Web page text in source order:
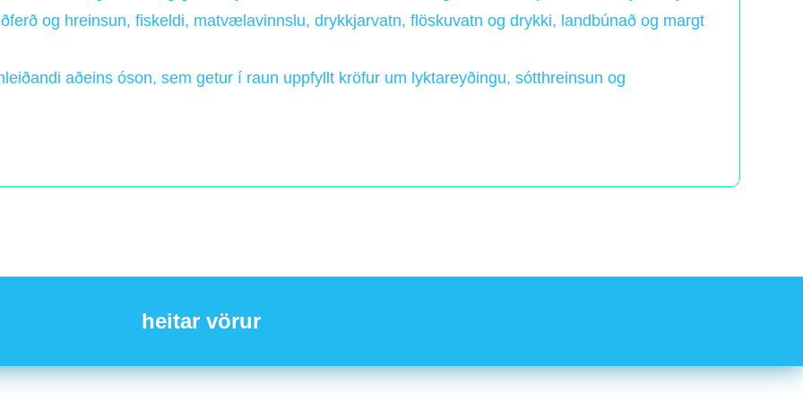
og hreinsun, fiskeldi, matvælavinnslu, drykkjarvatn, flöskuvatn og drykki, landbúnað og margt
aðeins óson, sem getur í raun uppfyllt kröfur um lyktareyðingu, sótthreinsun og
heitar vörur